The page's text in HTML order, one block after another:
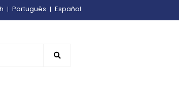
Português Español